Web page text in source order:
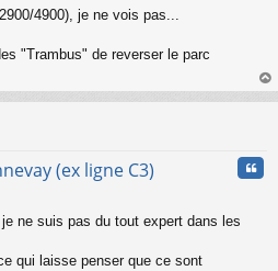
4900), je ne vois pas...
"Trambus" de reverser le parc
au
(ex ligne C3)
ne suis pas du tout expert dans les
qui laisse penser que ce sont